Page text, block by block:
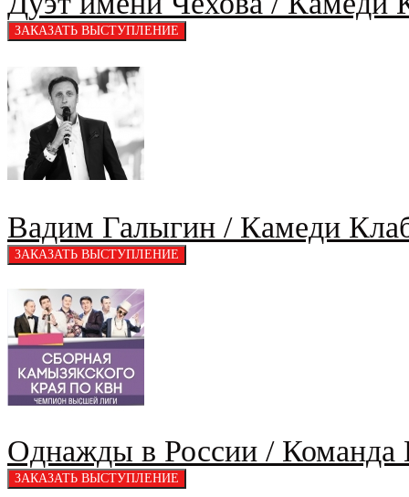
Вадим Галыгин / Камеди
Однажды в России /